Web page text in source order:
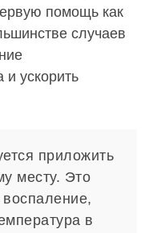
помощь как
случаев
и ускорить
приложить
месту. Это
в